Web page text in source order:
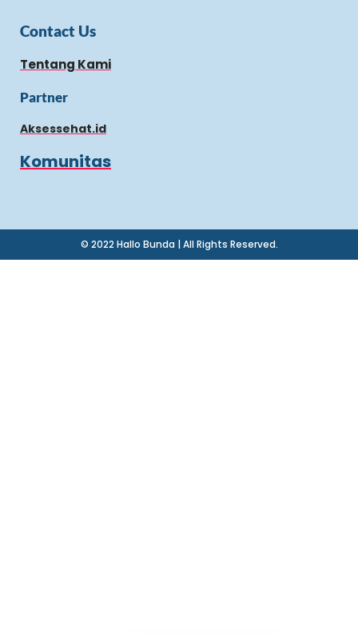
Contact Us
Tentang Kami
Partner
Aksessehat.id
Komunitas
© 2022 Hallo Bunda | All Rights Reserved.